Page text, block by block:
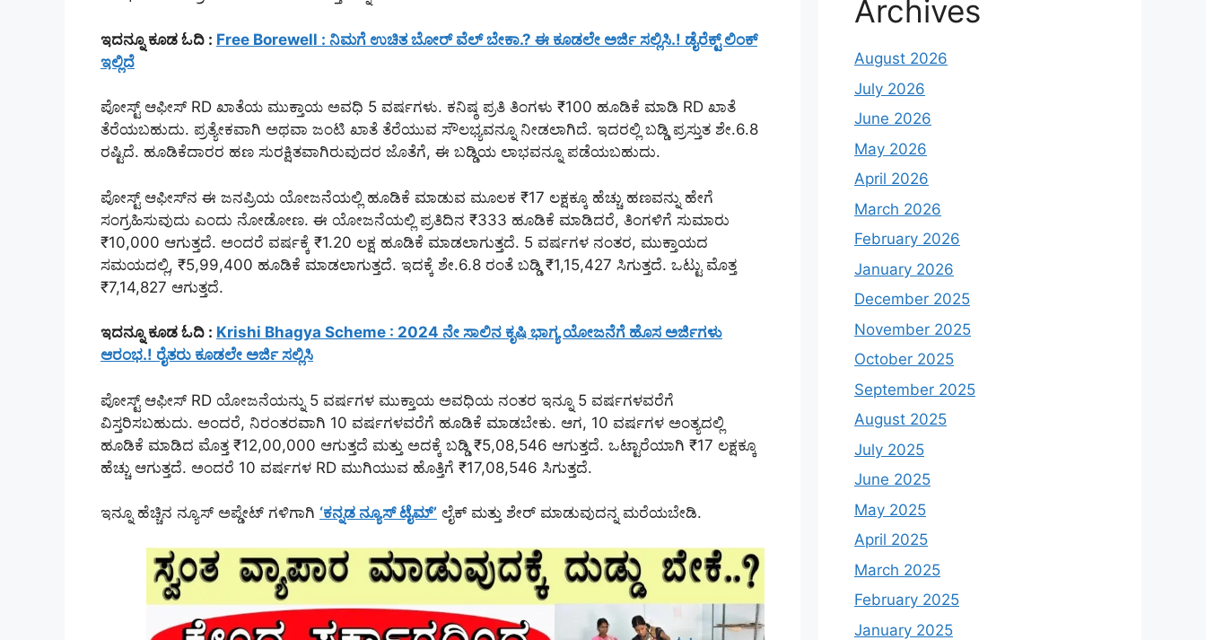
ಇದನ್ನೂ ಕೂಡ ಓದಿ : Free Borewell : ನಿಮಗೆ ಉಚಿತ ಬೋರ್ ವೆಲ್ ಬೇಕಾ.? ಈ ಕೂಡಲೇ ಅರ್ಜಿ ಸಲ್ಲಿಸಿ.! ಡೈರೆಕ್ಟ್ ಲಿಂಕ್
ಇಲ್ಲಿದೆ
ಪೋಸ್ಟ್ ಆಫೀಸ್ RD ಖಾತೆಯ ಮುಕ್ತಾಯ ಅವಧಿ 5 ವರ್ಷಗಳು. ಕನಿಷ್ಠ ಪ್ರತಿ ತಿಂಗಳು ₹100 ಹೂಡಿಕೆ ಮಾಡಿ RD ಖಾತೆ
ತೆರೆಯಬಹುದು. ಪ್ರತ್ಯೇಕವಾಗಿ ಅಥವಾ ಜಂಟಿ ಖಾತೆ ತೆರೆಯುವ ಸೌಲಭ್ಯವನ್ನೂ ನೀಡಲಾಗಿದೆ. ಇದರಲ್ಲಿ ಬಡ್ಡಿ ಪ್ರಸ್ತುತ ಶೇ.6.8
ರಷ್ಟಿದೆ. ಹೂಡಿಕೆದಾರರ ಹಣ ಸುರಕ್ಷಿತವಾಗಿರುವುದರ ಜೊತೆಗೆ, ಈ ಬಡ್ಡಿಯ ಲಾಭವನ್ನೂ ಪಡೆಯಬಹುದು.
ಪೋಸ್ಟ್ ಆಫೀಸ್‌ನ ಈ ಜನಪ್ರಿಯ ಯೋಜನೆಯಲ್ಲಿ ಹೂಡಿಕೆ ಮಾಡುವ ಮೂಲಕ ₹17 ಲಕ್ಷಕ್ಕೂ ಹೆಚ್ಚು ಹಣವನ್ನು ಹೇಗೆ
ಸಂಗ್ರಹಿಸುವುದು ಎಂದು ನೋಡೋಣ. ಈ ಯೋಜನೆಯಲ್ಲಿ ಪ್ರತಿದಿನ ₹333 ಹೂಡಿಕೆ ಮಾಡಿದರೆ, ತಿಂಗಳಿಗೆ ಸುಮಾರು
₹10,000 ಆಗುತ್ತದೆ. ಅಂದರೆ ವರ್ಷಕ್ಕೆ ₹1.20 ಲಕ್ಷ ಹೂಡಿಕೆ ಮಾಡಲಾಗುತ್ತದೆ. 5 ವರ್ಷಗಳ ನಂತರ, ಮುಕ್ತಾಯದ
ಸಮಯದಲ್ಲಿ, ₹5,99,400 ಹೂಡಿಕೆ ಮಾಡಲಾಗುತ್ತದೆ. ಇದಕ್ಕೆ ಶೇ.6.8 ರಂತೆ ಬಡ್ಡಿ ₹1,15,427 ಸಿಗುತ್ತದೆ. ಒಟ್ಟು ಮೊತ್ತ
₹7,14,827 ಆಗುತ್ತದೆ.
ಇದನ್ನೂ ಕೂಡ ಓದಿ : Krishi Bhagya Scheme : 2024 ನೇ ಸಾಲಿನ ಕೃಷಿ ಭಾಗ್ಯ ಯೋಜನೆಗೆ ಹೊಸ ಅರ್ಜಿಗಳು
ಆರಂಭ.! ರೈತರು ಕೂಡಲೇ ಅರ್ಜಿ ಸಲ್ಲಿಸಿ
ಪೋಸ್ಟ್ ಆಫೀಸ್ RD ಯೋಜನೆಯನ್ನು 5 ವರ್ಷಗಳ ಮುಕ್ತಾಯ ಅವಧಿಯ ನಂತರ ಇನ್ನೂ 5 ವರ್ಷಗಳವರೆಗೆ
ವಿಸ್ತರಿಸಬಹುದು. ಅಂದರೆ, ನಿರಂತರವಾಗಿ 10 ವರ್ಷಗಳವರೆಗೆ ಹೂಡಿಕೆ ಮಾಡಬೇಕು. ಆಗ, 10 ವರ್ಷಗಳ ಅಂತ್ಯದಲ್ಲಿ
ಹೂಡಿಕೆ ಮಾಡಿದ ಮೊತ್ತ ₹12,00,000 ಆಗುತ್ತದೆ ಮತ್ತು ಅದಕ್ಕೆ ಬಡ್ಡಿ ₹5,08,546 ಆಗುತ್ತದೆ. ಒಟ್ಟಾರೆಯಾಗಿ ₹17 ಲಕ್ಷಕ್ಕೂ
ಹೆಚ್ಚು ಆಗುತ್ತದೆ. ಅಂದರೆ 10 ವರ್ಷಗಳ RD ಮುಗಿಯುವ ಹೊತ್ತಿಗೆ ₹17,08,546 ಸಿಗುತ್ತದೆ.
ಇನ್ನೂ ಹೆಚ್ಚಿನ ನ್ಯೂಸ್ ಅಪ್ಡೇಟ್ ಗಳಿಗಾಗಿ ‘ಕನ್ನಡ ನ್ಯೂಸ್ ಟೈಮ್’ ಲೈಕ್ ಮತ್ತು ಶೇರ್ ಮಾಡುವುದನ್ನ ಮರೆಯಬೇಡಿ.
Archives
August 2026
July 2026
June 2026
May 2026
April 2026
March 2026
February 2026
January 2026
December 2025
November 2025
October 2025
September 2025
August 2025
July 2025
June 2025
May 2025
April 2025
March 2025
February 2025
January 2025